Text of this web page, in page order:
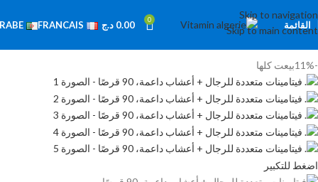
Skip to navigation
Skip to main content
القائمة 0
0.00 د.ج FRANCAIS
-11% بيعت كلها
اضغط للتكبير